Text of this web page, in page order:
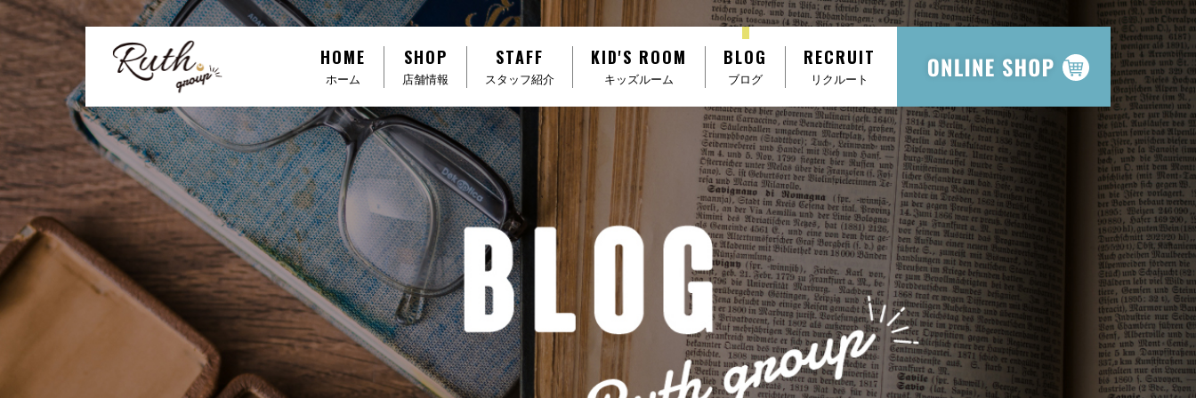
h
g
r
o
u
p
HOME
ホーム
SHOP
店舗情報
STAFF
スタッフ紹介
KID'S ROOM
キッズルーム
BLOG
ブログ
RECRUIT
リクルート